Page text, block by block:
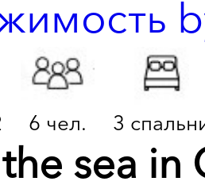
6 чел. 3
sea